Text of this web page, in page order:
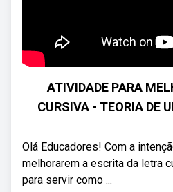
ATIVIDADE PARA
CURSIVA - TEORIA DE
Olá Educadores! Com a
melhorarem a escrita da letra
para servir como ...